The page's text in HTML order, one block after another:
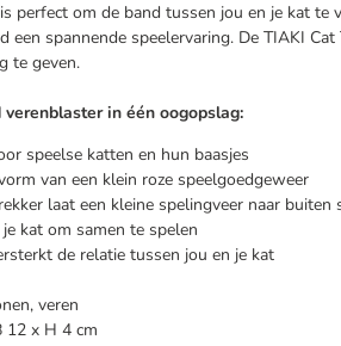
perfect om de band tussen jou en je kat te
spannende speelervaring. De TIAKI
te geven.
in één oogopslag:
speelse katten en hun baasjes
van een klein roze speelgoedgeweer
laat een kleine spelingveer naar buiten
kat om samen te spelen
de relatie tussen jou en je kat
veren
12 x H 4 cm